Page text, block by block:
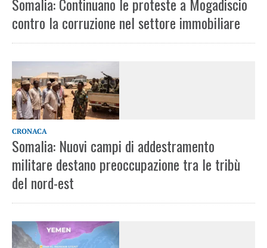
contro la corruzione nel settore immobiliare
CRONACA
Somalia: Nuovi campi di addestramento
militare destano preoccupazione tra le tribù
del nord-est